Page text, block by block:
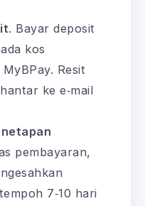
. Bayar deposit
kos
Resit
ke e‑mail
pembayaran,
7‑10 hari